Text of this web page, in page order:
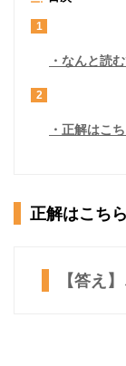
1
なんと読
2
正解はこ
正解はこち
【答え